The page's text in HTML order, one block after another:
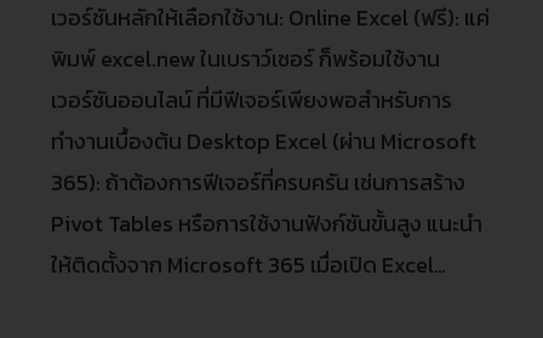
เวอร์ชันหลักให้เลือกใช้งาน: Online Excel (ฟรี): แค่
พิมพ์ excel.new ในเบราว์เซอร์ ก็พร้อมใช้งาน
เวอร์ชันออนไลน์ ที่มีฟีเจอร์เพียงพอสำหรับการ
ทำงานเบื้องต้น Desktop Excel (ผ่าน Microsoft
365): ถ้าต้องการฟีเจอร์ที่ครบครัน เช่นการสร้าง
Pivot Tables หรือการใช้งานฟังก์ชันขั้นสูง แนะนำ
ให้ติดตั้งจาก Microsoft 365 เมื่อเปิด Excel…